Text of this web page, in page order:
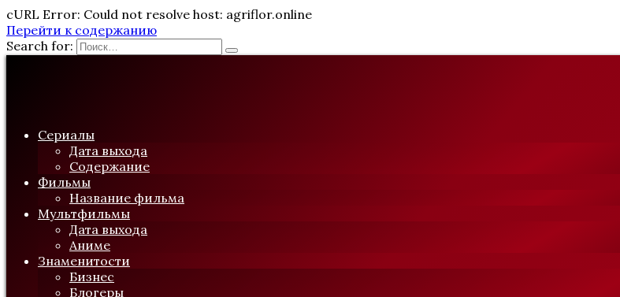
cURL Error: Could not resolve host: agriflor.online
Перейти к содержанию
Search for:
Сериалы
Дата выхода
Содержание
Фильмы
Название фильма
Мультфильмы
Дата выхода
Аниме
Знаменитости
Бизнес
Блогеры